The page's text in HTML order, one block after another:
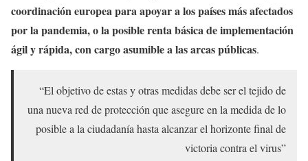
coordinación europea para apoyar a los países más afectados
por la pandemia, o la posible renta básica de implementación
ágil y rápida, con cargo asumible a las arcas públicas.
“El objetivo de estas y otras medidas debe ser el tejido de
una nueva red de protección que asegure en la medida de lo
posible a la ciudadanía hasta alcanzar el horizonte final de
victoria contra el virus”